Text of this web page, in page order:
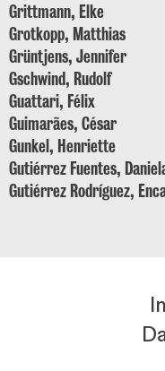
Grittmann, Elke
Grotkopp, Matthias
Grüntjens, Jennifer
Gschwind, Rudolf
Guattari, Félix
Guimarães, César
Gunkel, Henriette
Gutiérrez Fuentes,
Gutiérrez Rodríguez,